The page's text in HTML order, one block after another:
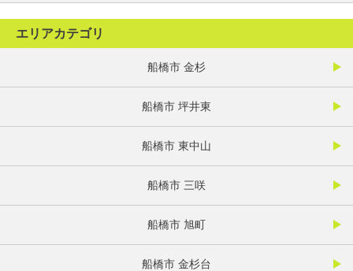
エリアカテゴリ
船橋市 金杉
船橋市 坪井東
船橋市 東中山
船橋市 三咲
船橋市 旭町
船橋市 金杉台